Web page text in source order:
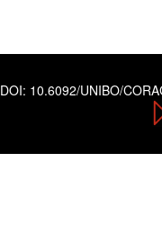
DOI: 10.6092/UNIBO/